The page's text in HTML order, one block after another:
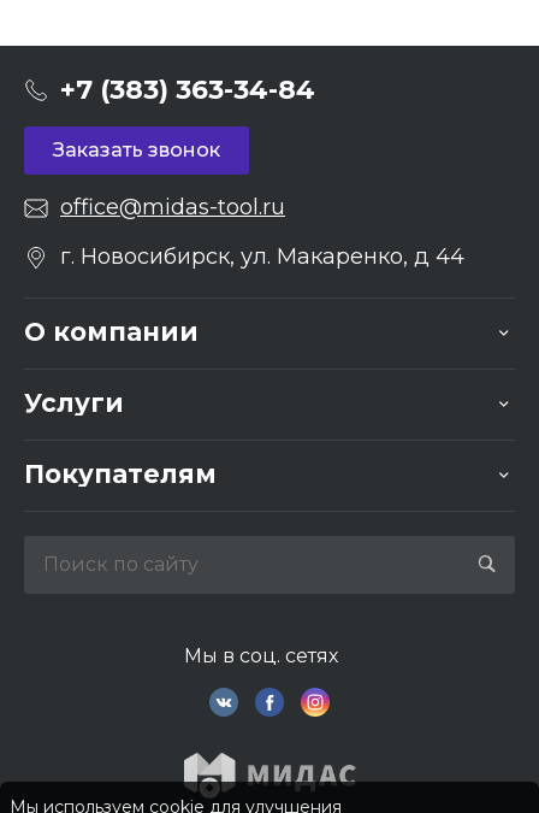
+7 (383) 363-34-84
Заказать звонок
office@midas-tool.ru
г. Новосибирск, ул. Макаренко, д 44
О компании
Услуги
Покупателям
Мы в соц. сетях
Мы используем cookie для улучшения